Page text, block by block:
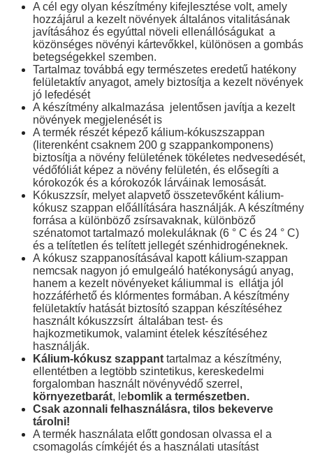
A cél egy olyan készítmény kifejlesztése volt, amely
hozzájárul a kezelt növények általános vitalitásának
javításához és egyúttal növeli ellenállóságukat a
közönséges növényi kártevőkkel, különösen a gombás
betegségekkel szemben.
Tartalmaz továbbá egy természetes eredetű hatékony
felületaktív anyagot, amely biztosítja a kezelt növények
jó lefedését
A készítmény alkalmazása jelentősen javítja a kezelt
növények megjelenését is
A termék részét képező kálium-kókuszszappan
(literenként csaknem 200 g szappankomponens)
biztosítja a növény felületének tökéletes nedvesedését,
védőfóliát képez a növény felületén, és elősegíti a
kórokozók és a kórokozók lárváinak lemosását.
Kókuszzsír, melyet alapvető összetevőként kálium-
kókusz szappan előállítására használják. A készítmény
forrása a különböző zsírsavaknak, különböző
szénatomot tartalmazó molekuláknak (6 ° C és 24 ° C)
és a telítetlen és telített jellegétszénhidrogéneknek.
A kókusz szappanosításával kapott kálium-szappan
nemcsak nagyon jó emulgeáló hatékonyságú anyag,
hanem a kezelt növényeket káliummal is ellátja jól
hozzáférhető és klórmentes formában. A készítmény
felületaktív hatását biztosító szappan készítéséhez
használt kókuszzsírt általában test- és
hajkozmetikumok, valamint ételek készítéséhez
használják.
Kálium-kókusz szappant tartalmaz a készítmény,
ellentétben a legtöbb szintetikus, kereskedelmi
forgalomban használt növényvédő szerrel,
környezetbarát, lebomlik a természetben.
Csak azonnali felhasználásra, tilos bekeverve
tárolni!
A termék használata előtt gondosan olvassa el a
csomagolás címkéjét és a használati utasítást